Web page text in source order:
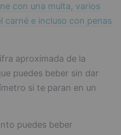
con una multa, varios
carné e incluso con penas
aproximada de la
puedes beber sin dar
si te paran en un